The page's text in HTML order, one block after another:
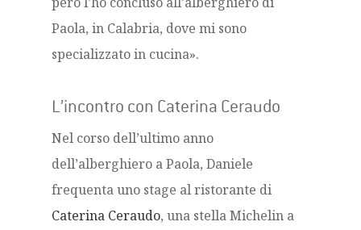
Paola, in Calabria, dove mi sono
specializzato in cucina».
L’incontro con Caterina Ceraudo
Nel corso dell’ultimo anno
dell’alberghiero a Paola, Daniele
frequenta uno stage al ristorante di
Caterina Ceraudo, una stella Michelin a